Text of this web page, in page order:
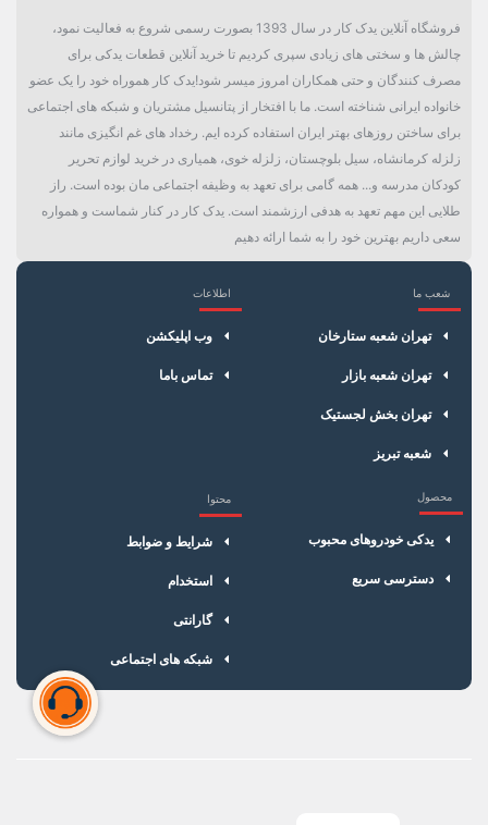
فروشگاه آنلاین یدک کار در سال 1393 بصورت رسمی شروع به فعالیت نمود،
چالش ها و سختی های زیادی سپری کردیم تا خرید آنلاین قطعات یدکی برای
مصرف کنندگان و حتی همکاران امروز میسر شود!یدک کار هموراه خود را یک عضو
خانواده ایرانی شناخته است. ما با افتخار از پتانسیل مشتریان و شبکه های اجتماعی
برای ساختن روزهای بهتر ایران استفاده کرده ایم. رخداد های غم انگیزی مانند
زلزله کرمانشاه، سیل بلوچستان، زلزله خوی، همیاری در خرید لوازم تحریر
کودکان مدرسه و... همه گامی برای تعهد به وظیفه اجتماعی مان بوده است. راز
طلایی این مهم تعهد به هدفی ارزشمند است. یدک کار در کنار شماست و همواره
سعی داریم بهترین خود را به شما ارائه دهیم
شعب ما
تهران شعبه ستارخان
تهران شعبه بازار
تهران بخش لجستیک
شعبه تبریز
اطلاعات
وب اپلیکشن
تماس باما
محصول
یدکی خودروهای محبوب
دسترسی سریع
محتوا
شرایط و ضوابط
استخدام
گارانتی
شبکه های اجتماعی
×